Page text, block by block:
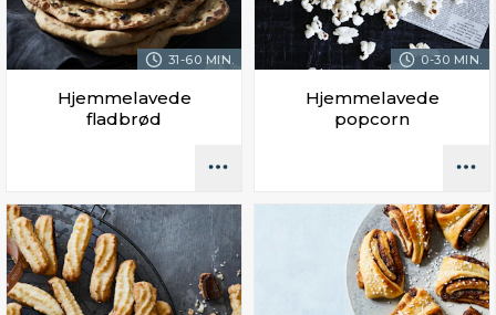
31-60 MIN.
Hjemmelavede
fladbrød
0-30 MIN.
Hjemmelavede
popcorn